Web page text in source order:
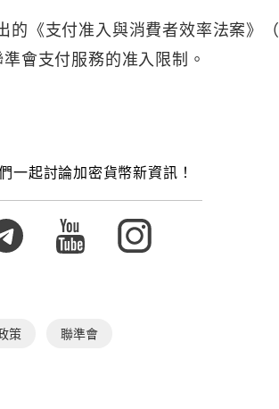
《支付准入與消費者效率法案》
會支付服務的准入限制。
一起討論加密貨幣新資訊！
策 聯準會